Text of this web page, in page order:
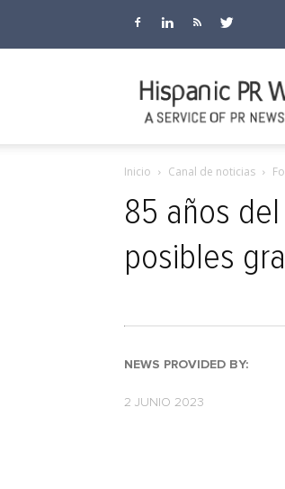
Inicio Canal de noticias
85 años
posibles
NEWS PROVIDED BY:
2 JUNIO 2023